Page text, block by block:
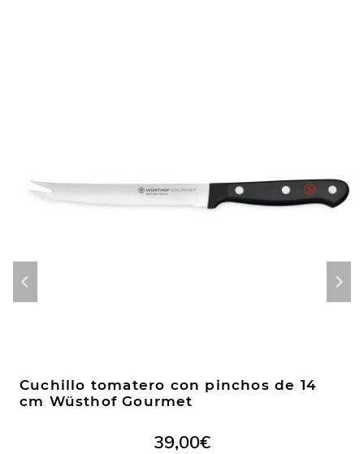
Cuchillo tomatero con pinchos de 14
cm Wüsthof Gourmet
39,00€